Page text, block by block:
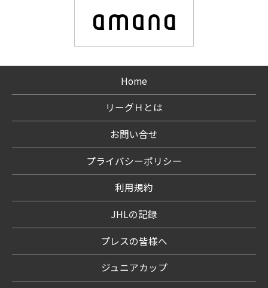
Home
リーグＨとは
お問い合せ
プライバシーポリシー
利用規約
JHLの記録
プレスの皆様へ
ジュニアカップ